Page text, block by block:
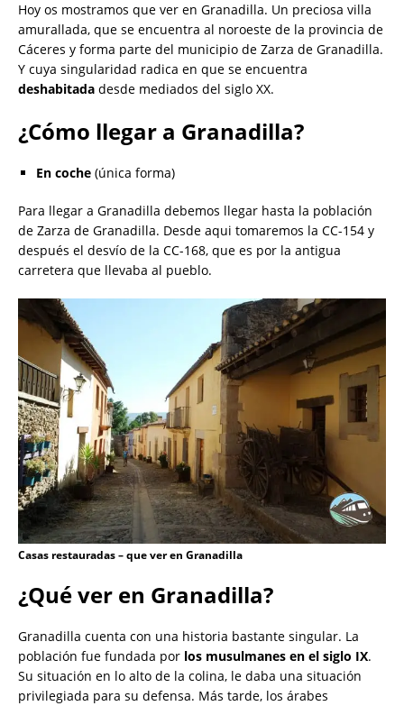
Hoy os mostramos que ver en Granadilla. Un preciosa villa
amurallada, que se encuentra al noroeste de la provincia de
Cáceres y forma parte del municipio de Zarza de Granadilla.
Y cuya singularidad radica en que se encuentra
deshabitada desde mediados del siglo XX.
¿Cómo llegar a Granadilla?
En coche (única forma)
Para llegar a Granadilla debemos llegar hasta la población
de Zarza de Granadilla. Desde aqui tomaremos la CC-154 y
después el desvío de la CC-168, que es por la antigua
carretera que llevaba al pueblo.
Casas restauradas – que ver en Granadilla
¿Qué ver en Granadilla?
Granadilla cuenta con una historia bastante singular. La
población fue fundada por los musulmanes en el siglo IX.
Su situación en lo alto de la colina, le daba una situación
privilegiada para su defensa. Más tarde, los árabes